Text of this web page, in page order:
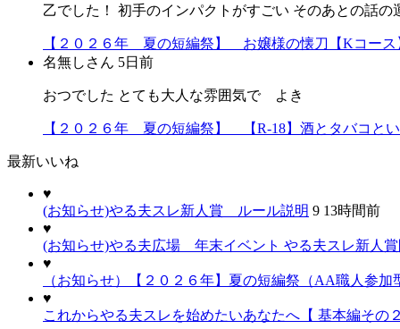
乙でした！ 初手のインパクトがすごい そのあとの話
【２０２６年 夏の短編祭】 お嬢様の懐刀【Kコース
名無しさん 5日前
おつでした とても大人な雰囲気で よき
【２０２６年 夏の短編祭】 【R-18】酒とタバコと
最新いいね
♥
(お知らせ)やる夫スレ新人賞 ルール説明 9 13時間前
♥
(お知らせ)やる夫広場 年末イベント やる夫スレ新人
♥
（お知らせ）【２０２６年】夏の短編祭（AA職人参加
♥
これからやる夫スレを始めたいあなたへ【 基本編その